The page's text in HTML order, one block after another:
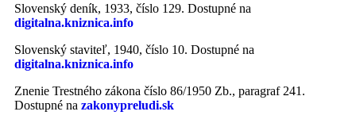
Slovenský deník, 1933, číslo 129. Dostupné na
digitalna.kniznica.info
Slovenský staviteľ, 1940, číslo 10. Dostupné na
digitalna.kniznica.info
Znenie Trestného zákona číslo 86/1950 Zb., paragraf 241.
Dostupné na zakonypreludi.sk